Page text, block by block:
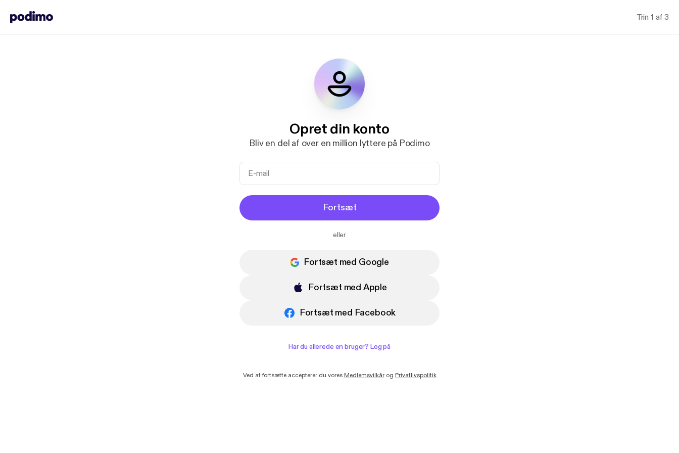
Trin 1 af 3
Opret din konto
Bliv en del af over en million lyttere på Podimo
Jeg vil gerne modtage e-mails med
Fortsæt
eller
Fortsæt med Google
Fortsæt med Apple
Fortsæt med Facebook
Har du allerede en bruger? Log på
Ved at fortsætte accepterer du vores Medlemsvilkår og Privatlivspolitik